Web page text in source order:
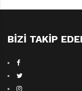
BIZI TAKIP